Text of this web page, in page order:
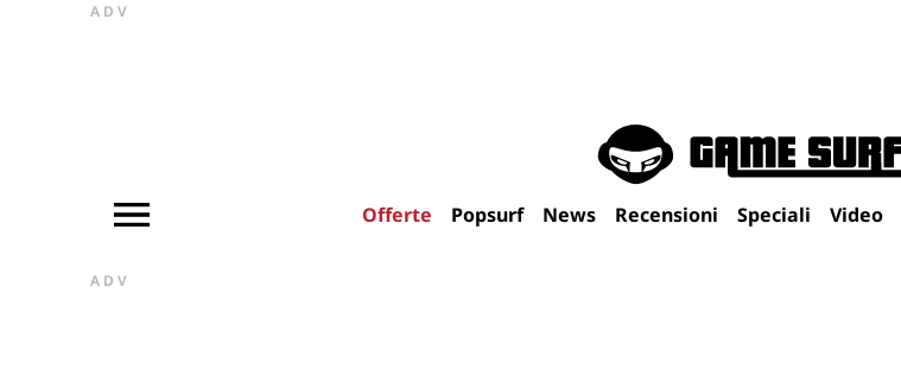
ADV
Offerte Popsurf News Recensioni Speciali Video
ADV